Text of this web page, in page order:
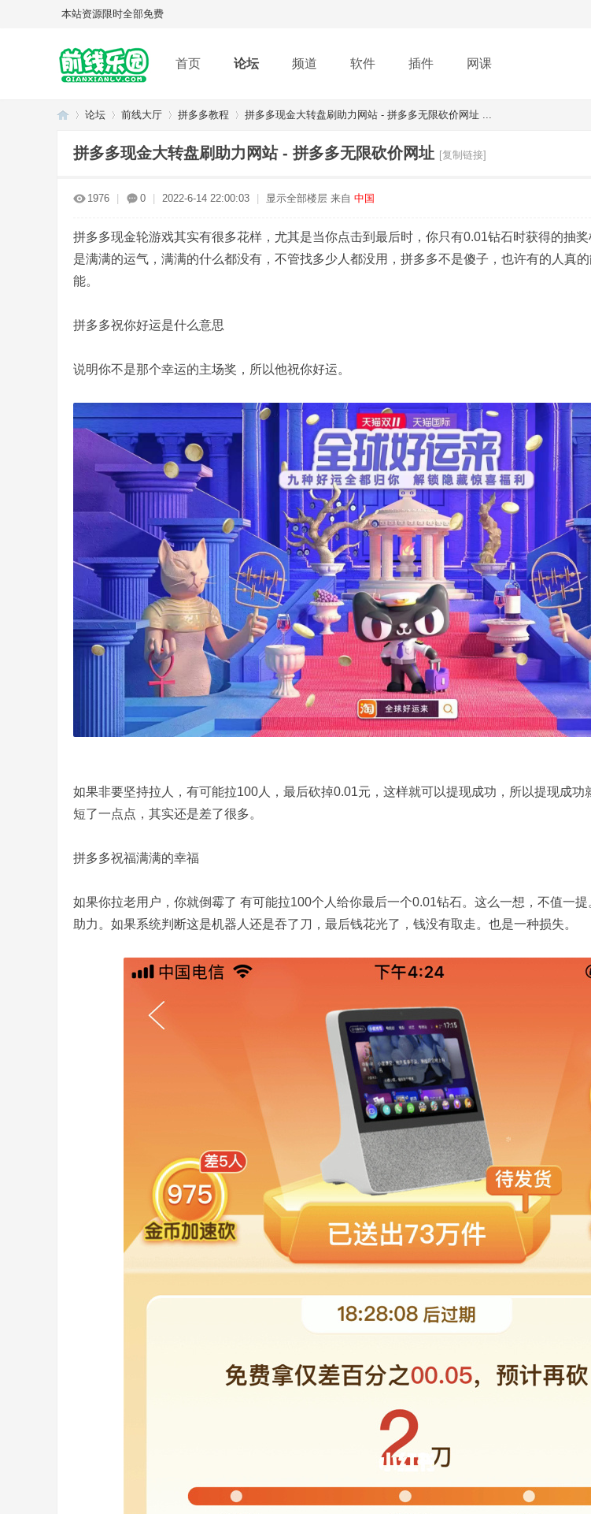
本站资源限时全部免费
首页 论坛 频道 软件 插件 网课
论坛 前线大厅 拼多多教程 拼多多现金大转盘刷助力网站 - 拼多多无限砍价网址 ...
拼多多现金大转盘刷助力网站 - 拼多多无限砍价网址 [复制链接]
1976 0 2022-6-14 22:00:03 显示全部楼层 来自 中国
拼多多现金轮游戏其实有很多花样，尤其是当你点击到最后时，你只有0.01钻石时获得的抽
是满满的运气，满满的什么都没有，不管找多少人都没用，拼多多不是傻子，也许有的人真
能。
拼多多祝你好运是什么意思
说明你不是那个幸运的主场奖，所以他祝你好运。
如果非要坚持拉人，有可能拉100人，最后砍掉0.01元，这样就可以提现成功，所以提现成功
短了一点点，其实还是差了很多。
拼多多祝福满满的幸福
如果你拉老用户，你就倒霉了 有可能拉100个人给你最后一个0.01钻石。这么一想，不值一
助力。如果系统判断这是机器人还是吞了刀，最后钱花光了，钱没有取走。也是一种损失。